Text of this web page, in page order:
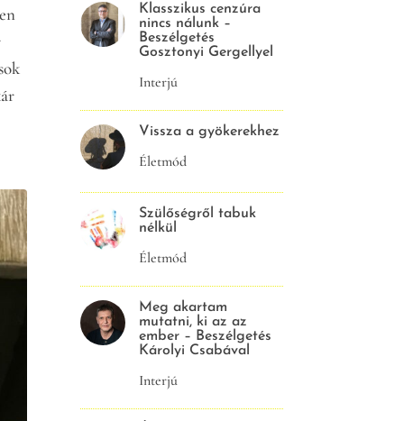
Klasszikus cenzúra
nincs nálunk –
Beszélgetés
Gosztonyi Gergellyel
Interjú
Vissza a gyökerekhez
Életmód
Szülőségről tabuk
nélkül
Életmód
Meg akartam
mutatni, ki az az
ember – Beszélgetés
Károlyi Csabával
Interjú